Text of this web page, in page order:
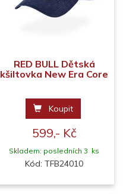
RED BULL Dětská
kšiltovka New Era Core
Koupit
599,- Kč
Skladem: posledních 3 ks
Kód: TFB24010